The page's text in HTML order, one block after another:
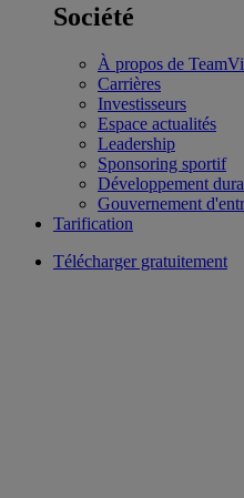
Société
À propos de
Carrières
Investisseurs
Espace actualités
Leadership
Sponsoring sportif
Développement
Gouvernement
Tarification
Télécharger gratuitement